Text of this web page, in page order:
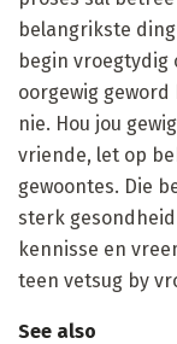
belangrikste
begin vroegtydig
oorgewig
nie. Hou jou
vriende, let op
gewoontes. Die
sterk
kennisse en
teen vetsug by
See also